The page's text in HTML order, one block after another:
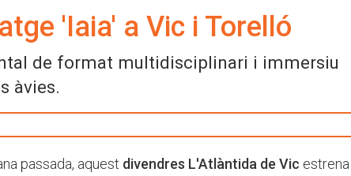
'Iaia' a Vic i Torelló
de format multidisciplinari i immersiu
àvies.
passada, aquest divendres L'Atlàntida de Vic estrena